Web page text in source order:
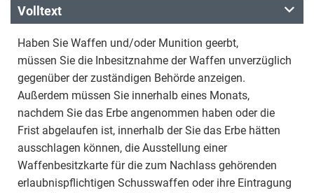
Volltext
Haben Sie Waffen und/oder Munition geerbt,
müssen Sie die Inbesitznahme der Waffen unverzüglich
gegenüber der zuständigen Behörde anzeigen.
Außerdem müssen Sie innerhalb eines Monats,
nachdem Sie das Erbe angenommen haben oder die
Frist abgelaufen ist, innerhalb der Sie das Erbe hätten
ausschlagen können, die Ausstellung einer
Waffenbesitzkarte für die zum Nachlass gehörenden
erlaubnispflichtigen Schusswaffen oder ihre Eintragung